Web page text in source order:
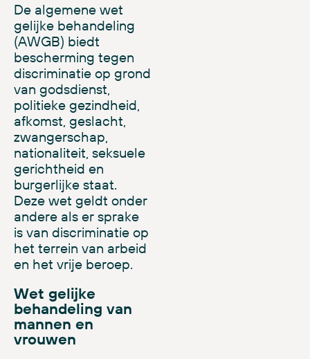
De algemene wet
gelijke behandeling
(AWGB) biedt
bescherming tegen
discriminatie op grond
van godsdienst,
politieke gezindheid,
afkomst, geslacht,
zwangerschap,
nationaliteit, seksuele
gerichtheid en
burgerlijke staat.
Deze wet geldt onder
andere als er sprake
is van discriminatie op
het terrein van arbeid
en het vrije beroep.
Wet gelijke
behandeling van
mannen en
vrouwen